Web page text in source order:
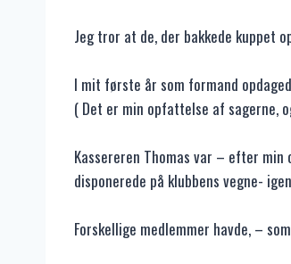
Jeg tror at de, der bakkede kuppet
I mit første år som formand
( Det er min opfattelse af sagerne,
Kassereren Thomas var – efter
disponerede på klubbens vegne-
Forskellige medlemmer havde, –